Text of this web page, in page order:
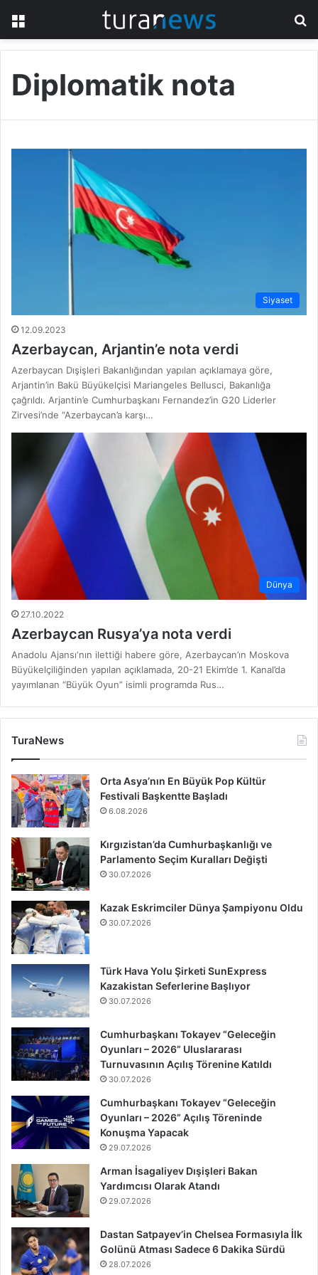
Diplomatik nota
Siyaset
12.09.2023
Azerbaycan, Arjantin’e nota verdi
Azerbaycan Dışişleri Bakanlığından yapılan açıklamaya göre,
Arjantin’in Bakü Büyükelçisi Mariangeles Bellusci, Bakanlığa
çağrıldı. Arjantin’e Cumhurbaşkanı Fernandez’in G20 Liderler
Zirvesi’nde “Azerbaycan’a karşı…
Dünya
27.10.2022
Azerbaycan Rusya’ya nota verdi
Anadolu Ajansı‘nın ilettiği habere göre, Azerbaycan’ın Moskova
Büyükelçiliğinden yapılan açıklamada, 20-21 Ekim’de 1. Kanal’da
yayımlanan “Büyük Oyun” isimli programda Rus…
TuraNews
Orta Asya’nın En Büyük Pop Kültür
Festivali Başkentte Başladı
6.08.2026
Kırgızistan’da Cumhurbaşkanlığı ve
Parlamento Seçim Kuralları Değişti
30.07.2026
Kazak Eskrimciler Dünya Şampiyonu Oldu
30.07.2026
Türk Hava Yolu Şirketi SunExpress
Kazakistan Seferlerine Başlıyor
30.07.2026
Cumhurbaşkanı Tokayev “Geleceğin
Oyunları – 2026” Uluslararası
Turnuvasının Açılış Törenine Katıldı
30.07.2026
Cumhurbaşkanı Tokayev “Geleceğin
Oyunları – 2026” Açılış Töreninde
Konuşma Yapacak
29.07.2026
Arman İsagaliyev Dışişleri Bakan
Yardımcısı Olarak Atandı
29.07.2026
Dastan Satpayev’in Chelsea Formasıyla İlk
Golünü Atması Sadece 6 Dakika Sürdü
28.07.2026